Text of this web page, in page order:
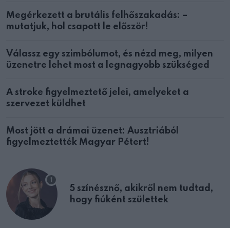
Megérkezett a brutális felhőszakadás: –
mutatjuk, hol csapott le először!
Válassz egy szimbólumot, és nézd meg, milyen
üzenetre lehet most a legnagyobb szükséged
A stroke figyelmeztető jelei, amelyeket a
szervezet küldhet
Most jött a drámai üzenet: Ausztriából
figyelmeztették Magyar Pétert!
5 színésznő, akikről nem tudtad,
hogy fiúként születtek